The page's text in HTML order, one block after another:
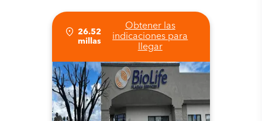
26.52
millas
Obtener las
indicaciones para
llegar